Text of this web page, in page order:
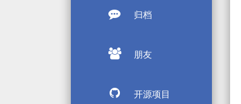
归档
朋友
开源项目